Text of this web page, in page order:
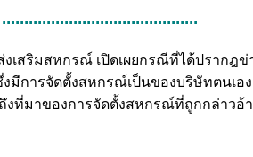
............................................
สริมสหกรณ์ เปิดเผยกรณีที่ได้ปรากฎข่า
มีการจัดตั้งสหกรณ์เป็นของบริษัทตนเอ
งที่มาของการจัดตั้งสหกรณ์ที่ถูกกล่าวอ้